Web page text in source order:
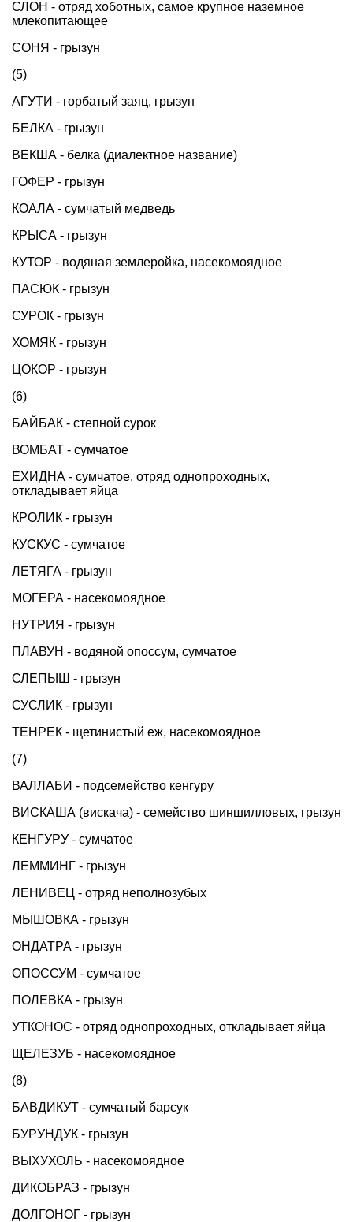
СЛОН - отряд хоботных, самое крупное наземное
млекопитающее
СОНЯ - грызун
(5)
АГУТИ - горбатый заяц, грызун
БЕЛКА - грызун
ВЕКША - белка (диалектное название)
ГОФЕР - грызун
КОАЛА - сумчатый медведь
КРЫСА - грызун
КУТОР - водяная землеройка, насекомоядное
ПАСЮК - грызун
СУРОК - грызун
ХОМЯК - грызун
ЦОКОР - грызун
(6)
БАЙБАК - степной сурок
ВОМБАТ - сумчатое
ЕХИДНА - сумчатое, отряд однопроходных,
откладывает яйца
КРОЛИК - грызун
КУСКУС - сумчатое
ЛЕТЯГА - грызун
МОГЕРА - насекомоядное
НУТРИЯ - грызун
ПЛАВУН - водяной опоссум, сумчатое
СЛЕПЫШ - грызун
СУСЛИК - грызун
ТЕНРЕК - щетинистый еж, насекомоядное
(7)
ВАЛЛАБИ - подсемейство кенгуру
ВИСКАША (вискача) - семейство шиншилловых, грызун
КЕНГУРУ - сумчатое
ЛЕММИНГ - грызун
ЛЕНИВЕЦ - отряд неполнозубых
МЫШОВКА - грызун
ОНДАТРА - грызун
ОПОССУМ - сумчатое
ПОЛЕВКА - грызун
УТКОНОС - отряд однопроходных, откладывает яйца
ЩЕЛЕЗУБ - насекомоядное
(8)
БАВДИКУТ - сумчатый барсук
БУРУНДУК - грызун
ВЫХУХОЛЬ - насекомоядное
ДИКОБРАЗ - грызун
ДОЛГОНОГ - грызун